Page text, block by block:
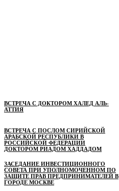
ВСТРЕЧА С ДОКТОРОМ ХАЛЕД АЛЬ-
АТТИЯ
ВСТРЕЧА С ПОСЛОМ СИРИЙСКОЙ
АРАБСКОЙ РЕСПУБЛИКИ В
РОССИЙСКОЙ ФЕДЕРАЦИИ
ДОКТОРОМ РИАДОМ ХАДДАДОМ
ЗАСЕДАНИЕ ИНВЕСТИЦИОННОГО
СОВЕТА ПРИ УПОЛНОМОЧЕННОМ ПО
ЗАЩИТЕ ПРАВ ПРЕДПРИНИМАТЕЛЕЙ В
ГОРОДЕ МОСКВЕ